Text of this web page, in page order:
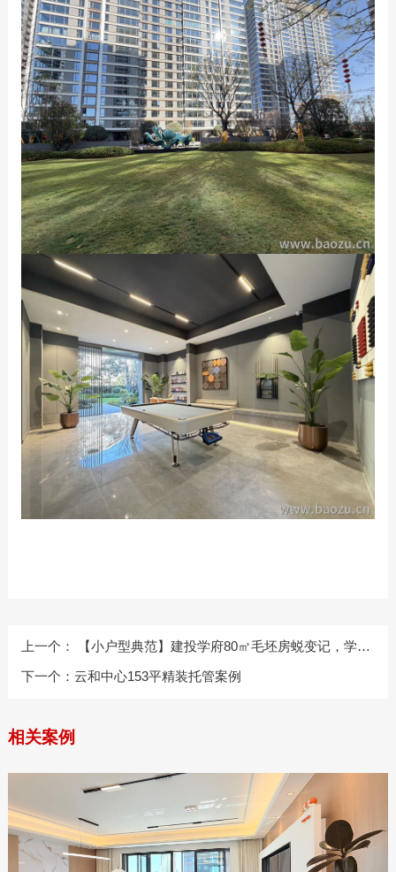
上一个：
【小户型典范】建投学府80㎡毛坯房蜕变记，学区
下一个： 云和中心153平精装托管案例
相关案例